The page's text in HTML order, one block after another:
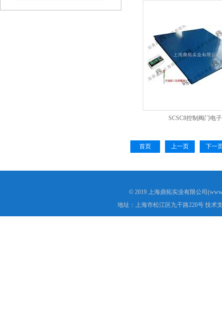
SCSC8控制阀门电
首页 上一页 下一
© 2019 上海鼎拓实业有限公司
地址：上海市松江区九干路220号 技术